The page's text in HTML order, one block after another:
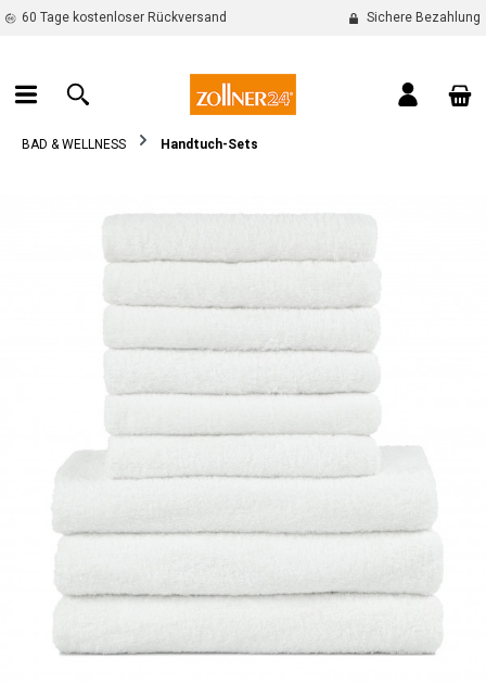
springen
60 Tage kostenloser Rückversand Sichere Bezahlung
BAD & WELLNESS Handtuch-Sets